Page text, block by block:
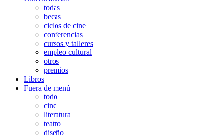
todas
becas
ciclos de cine
conferencias
cursos y talleres
empleo cultural
otros
premios
Libros
Fuera de menú
todo
cine
literatura
teatro
diseño